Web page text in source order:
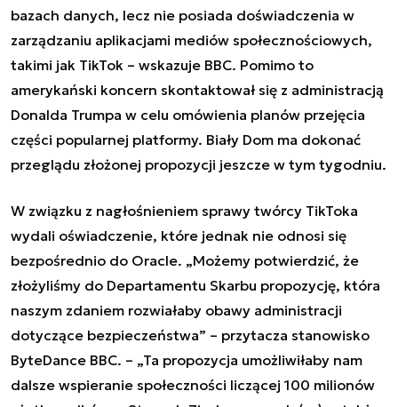
bazach danych, lecz nie posiada doświadczenia w
zarządzaniu aplikacjami mediów społecznościowych,
takimi jak TikTok – wskazuje BBC. Pomimo to
amerykański koncern skontaktował się z administracją
Donalda Trumpa w celu omówienia planów przejęcia
części popularnej platformy. Biały Dom ma dokonać
przeglądu złożonej propozycji jeszcze w tym tygodniu.
W związku z nagłośnieniem sprawy twórcy TikToka
wydali oświadczenie, które jednak nie odnosi się
bezpośrednio do Oracle. „Możemy potwierdzić, że
złożyliśmy do Departamentu Skarbu propozycję, która
naszym zdaniem rozwiałaby obawy administracji
dotyczące bezpieczeństwa” – przytacza stanowisko
ByteDance BBC. – „Ta propozycja umożliwiłaby nam
dalsze wspieranie społeczności liczącej 100 milionów